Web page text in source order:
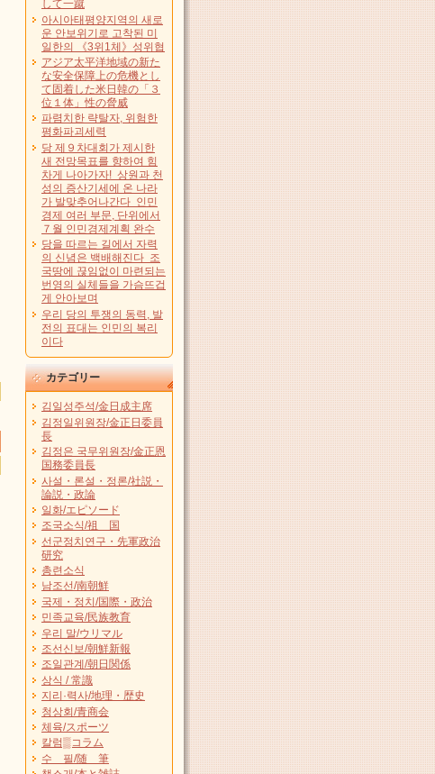
して一蹴
아시아태평양지역의 새로
운 안보위기로 고착된 미
일한의 《3위1체》성위협
アジア太平洋地域の新た
な安全保障上の危機とし
て固着した米日韓の「３
位１体」性の脅威
파렴치한 략탈자, 위험한
평화파괴세력
당 제９차대회가 제시한
새 전망목표를 향하여 힘
차게 나아가자! 상원과 천
성의 증산기세에 온 나라
가 발맞추어나간다 인민
경제 여러 부문, 단위에서
７월 인민경제계획 완수
당을 따르는 길에서 자력
의 신념은 백배해진다 조
국땅에 끊임없이 마련되는
번영의 실체들을 가슴뜨겁
게 안아보며
우리 당의 투쟁의 동력, 발
전의 표대는 인민의 복리
이다
カテゴリー
김일성주석/金日成主席
김정일위원장/金正日委員
長
김정은 국무위원장/金正恩
国務委員長
사설・론설・정론/社説・
論説・政論
일화/エピソード
조국소식/祖 国
선군정치연구・先軍政治
研究
총련소식
남조선/南朝鮮
국제・정치/国際・政治
민족교육/民族教育
우리 말/ウリマル
조선신보/朝鮮新報
조일관계/朝日関係
상식 / 常識
지리·력사/地理・歴史
청상회/青商会
체육/スポーツ
칼럼▒コラム
수 필/随 筆